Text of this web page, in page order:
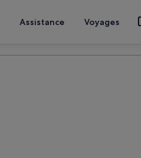
Assistance Voyages